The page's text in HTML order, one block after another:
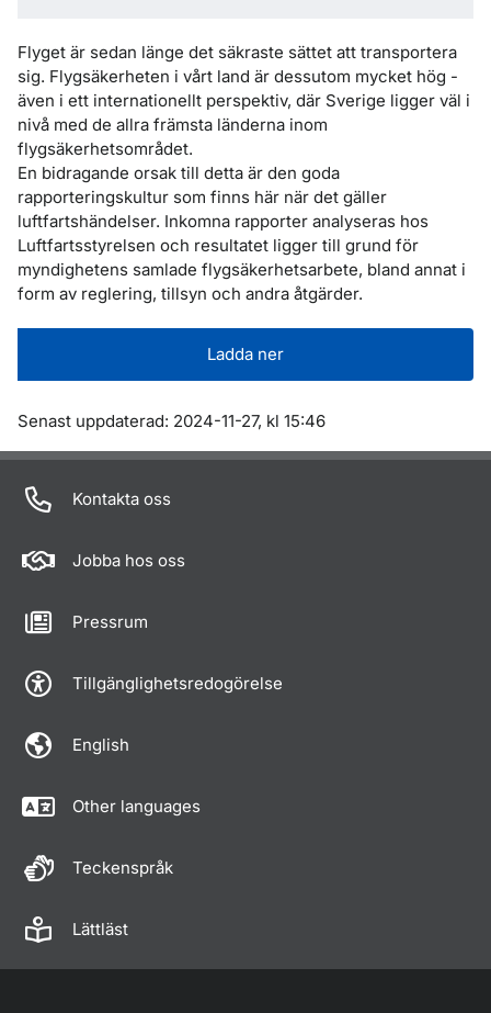
Flyget är sedan länge det säkraste sättet att transportera
sig. Flygsäkerheten i vårt land är dessutom mycket hög -
även i ett internationellt perspektiv, där Sverige ligger väl i
nivå med de allra främsta länderna inom
flygsäkerhetsområdet.
En bidragande orsak till detta är den goda
rapporteringskultur som finns här när det gäller
luftfartshändelser. Inkomna rapporter analyseras hos
Luftfartsstyrelsen och resultatet ligger till grund för
myndighetens samlade flygsäkerhetsarbete, bland annat i
form av reglering, tillsyn och andra åtgärder.
Ladda ner
Om sidan
Senast uppdaterad: 2024-11-27, kl 15:46
Kontakta oss
Jobba hos oss
Pressrum
Tillgänglighetsredogörelse
English
Other languages
Teckenspråk
Lättläst